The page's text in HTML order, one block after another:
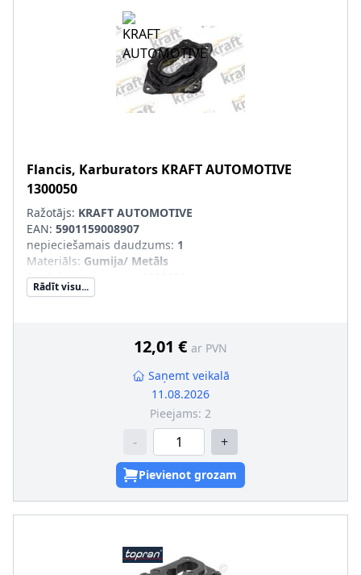
Flancis, Karburators KRAFT AUTOMOTIVE
1300050
Ražotājs: KRAFT AUTOMOTIVE
EAN: 5901159008907
nepieciešamais daudzums: 1
Materiāls: Gumija/ Metāls
Produkcijas numurs
Rādīt visu...
12,01 € ar PVN
Saņemt veikalā
11.08.2026
Pieejams: 2
- +
Pievienot grozam